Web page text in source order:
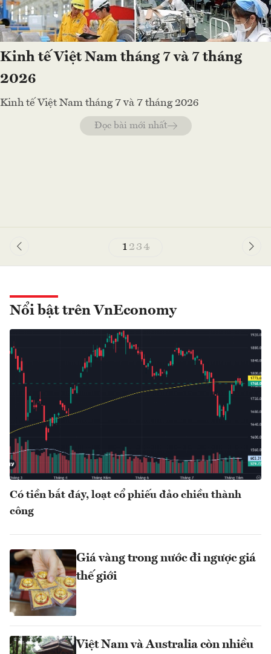
Kinh tế Việt Nam tháng 7 và 7 tháng
2026
Kinh tế Việt Nam tháng 7 và 7 tháng 2026
Đọc bài mới nhất
1 23 4
Nổi bật trên VnEconomy
Có tiền bắt đáy, loạt cổ phiếu đảo chiều thành
công
Giá vàng trong nước đi ngược giá
thế giới
Việt Nam và Australia còn nhiều